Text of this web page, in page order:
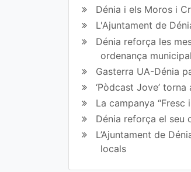
ok
Dénia i els Moros i
L'Ajuntament de
Dénia reforça les
ordenança municipal
Gasterra UA-Dénia
‘Pòdcast Jove’
La campanya
Dénia reforça el seu
L’Ajuntament de
locals